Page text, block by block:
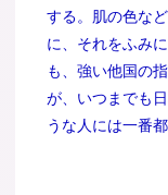
する。肌の色な
に、それをふみ
も、強い他国の
が、いつまでも
うな人には一番都